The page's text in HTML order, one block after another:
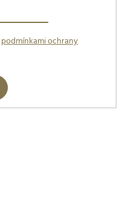
podmínkami ochrany